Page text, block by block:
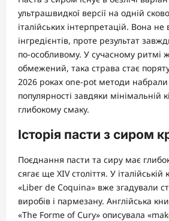
ультрашвидкої версії на одній
італійських інтерпретацій. Вона
інгредієнтів, проте результат
по-особливому. У сучасному ритмі
обмежений, така страва стає
2026 роках one-pot методи набрали
популярності завдяки мінімальній
глибокому смаку.
Історія пасти з сиром
Поєднання пасти та сиру має
сягає ще XIV століття. У італійській
«Liber de Coquina» вже згадували
виробів і пармезану. Англійська
«The Forme of Cury» описувала